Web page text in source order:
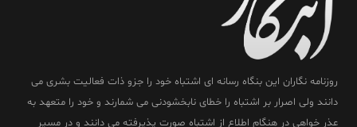
روزنامه نگاران این بنگاه رسانه ای اشتباه خود را جزو ذات فعالیت بشری می
دانند ولی اصرار بر اشتباه را خطای نابخشودنی می شمارند و خود را متعهد به
عذر خواهی در هنگام اطلاع از اشتباه صورت پذیرفته می دانند و در مسیر